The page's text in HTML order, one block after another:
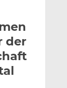
der